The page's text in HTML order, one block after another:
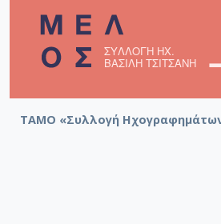
ΤΑΜΟ «Συλλογή